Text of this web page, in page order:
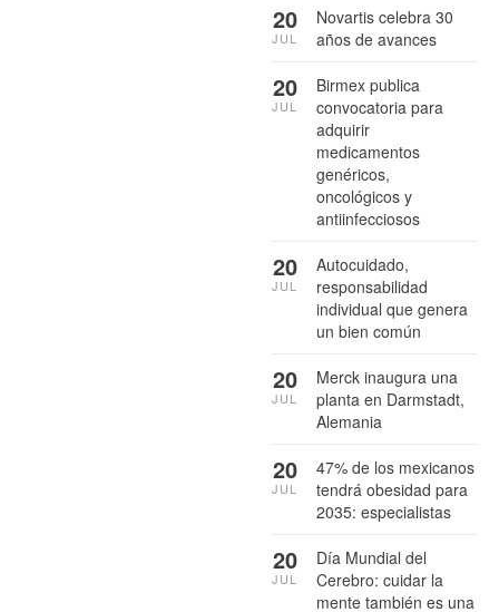
Novartis celebra 30
años de avances
20
JUL
Birmex publica
convocatoria para
adquirir
medicamentos
genéricos,
oncológicos y
antiinfecciosos
20
JUL
Autocuidado,
responsabilidad
individual que genera
un bien común
20
JUL
Merck inaugura una
planta en Darmstadt,
Alemania
20
JUL
47% de los mexicanos
tendrá obesidad para
2035: especialistas
20
JUL
Día Mundial del
Cerebro: cuidar la
mente también es una
20
JUL